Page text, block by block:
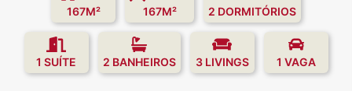
167M² 167M² 2 DORMITÓRIOS
1 SUÍTE 2 BANHEIROS 3 LIVINGS 1 VAGA